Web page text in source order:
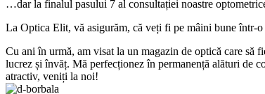
…dar la finalul pasului 7 al consultației noastre
La Optica Elit, vă asigurăm, că veți fi pe mâini bune într-
Cu ani în urmă, am visat la un magazin de optică care să
lucrez și învăț. Mă perfecționez în permanență alături de
atractiv, veniți la noi!